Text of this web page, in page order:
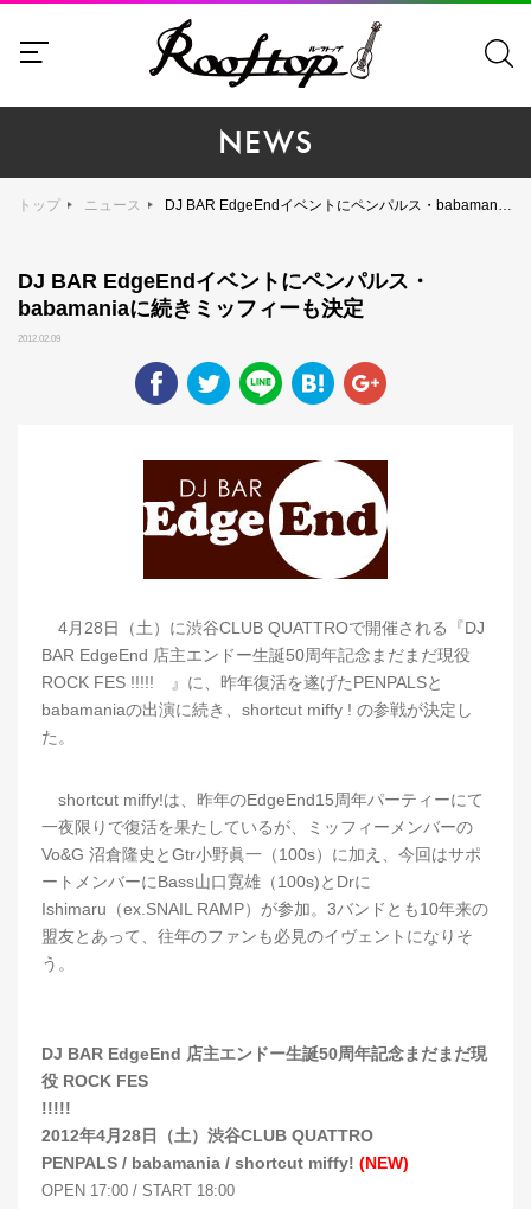
NEWS
トップ ニュース DJ BAR EdgeEndイベントにペンパルス・babamaniaに続きミッフィーも決定
DJ BAR EdgeEndイベントにペンパルス・
babamaniaに続きミッフィーも決定
2012.02.09
4月28日（土）に渋谷CLUB QUATTROで開催される『DJ
BAR EdgeEnd 店主エンドー生誕50周年記念まだまだ現役
ROCK FES !!!!! 』に、昨年復活を遂げたPENPALSと
babamaniaの出演に続き、shortcut miffy ! の参戦が決定し
た。
shortcut miffy!は、昨年のEdgeEnd15周年パーティーにて
一夜限りで復活を果たしているが、ミッフィーメンバーの
Vo&G 沼倉隆史とGtr小野眞一（100s）に加え、今回はサポ
ートメンバーにBass山口寛雄（100s)とDrに
Ishimaru（ex.SNAIL RAMP）が参加。3バンドとも10年来の
盟友とあって、往年のファンも必見のイヴェントになりそ
う。
DJ BAR EdgeEnd 店主エンドー生誕50周年記念まだまだ現
役 ROCK FES
!!!!!
2012年4月28日（土）渋谷CLUB QUATTRO
PENPALS / babamania / shortcut miffy! (NEW)
OPEN 17:00 / START 18:00